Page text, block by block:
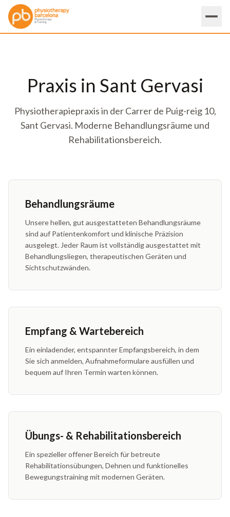
Praxis in Sant Gervasi
Physiotherapiepraxis in der Carrer de Puig-reig 10,
Sant Gervasi. Moderne Behandlungsräume und
Rehabilitationsbereich.
Behandlungsräume
Unsere hellen, gut ausgestatteten Behandlungsräume
sind auf Patientenkomfort und klinische Präzision
ausgelegt. Jeder Raum ist vollständig ausgestattet mit
Behandlungsliegen, therapeutischen Geräten und
Sichtschutzwänden.
Empfang & Wartebereich
Ein einladender, entspannter Empfangsbereich, in dem
Sie sich anmelden, Aufnahmeformulare ausfüllen und
bequem auf Ihren Termin warten können.
Übungs- & Rehabilitationsbereich
Ein spezieller offener Bereich für betreute
Rehabilitationsübungen, Dehnen und funktionelles
Bewegungstraining mit modernen Geräten.